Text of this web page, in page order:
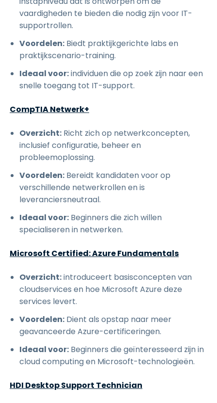
vaardigheden te bieden die nodig zijn voor IT-
supportrollen.
Voordelen: Biedt praktijkgerichte labs en
praktijkscenario-training.
Ideaal voor:individuen die op zoek zijn naar een
snelle toegang tot IT-support.
CompTIA Netwerk+
Overzicht: Richt zich op netwerkconcepten,
inclusief configuratie, beheer en
probleemoplossing.
Voordelen: Bereidt kandidaten voor op
verschillende netwerkrollen en is
leveranciersneutraal.
Ideaal voor: Beginners die zich willen
specialiseren in netwerken.
Microsoft Certified: Azure Fundamentals
Overzicht:introduceert basisconcepten van
cloudservices en hoe Microsoft Azure deze
services levert.
Voordelen: Dient als opstap naar meer
geavanceerde Azure-certificeringen.
Ideaal voor: Beginners die geïnteresseerd zijn in
cloud computing en Microsoft-technologieën.
HDI Desktop Support Technician